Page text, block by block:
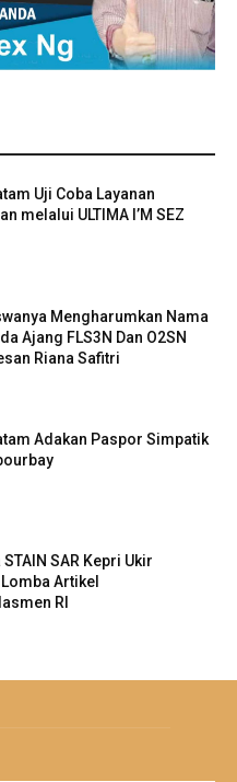
Uji Coba Layanan
melalui ULTIMA I’M SEZ
Mengharumkan Nama
Ajang FLS3N Dan O2SN
Riana Safitri
Adakan Paspor Simpatik
SAR Kepri Ukir
Artikel
RI